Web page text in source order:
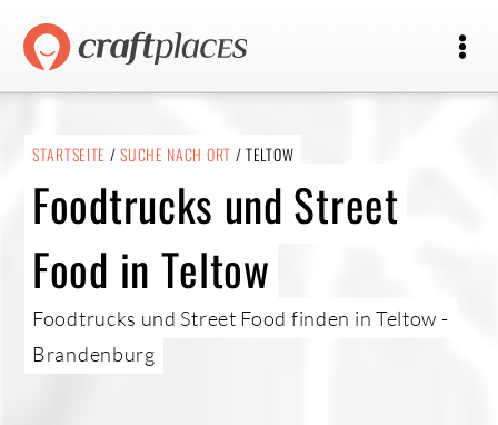
STARTSEITE /SUCHE NACH ORT / TELTOW
Foodtrucks und Street
Food in Teltow
Foodtrucks und Street Food finden in Teltow -
Brandenburg